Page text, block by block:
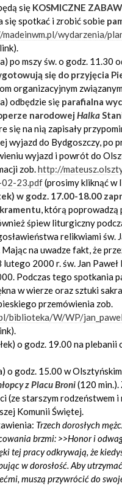
się KOSMICZNE
się spotkać i zrobić sobie
wydarzenia/
po mszy św. o godz. 11.30
się do przyjęcia
organizacyjnym
odbędzie się parafialna
narodowej Halka
się na nią zapisały
wyjazd do Bydgoszczy, po
wyjazd i powrót do
zob.http://
23.pdf(prosimy kliknąć w
w godz. 17.00-18.00
, którą poprowadzą
śpiew liturgiczny
relikwiami św.
na uwadze fakt, że
lutego 2000 r. św. Jan
Podczas tego spotkania
w wierze oraz sztuki
przemówienia zob.
biblioteka/W/WP/
o godz. 19.00 na plebanii
o godz. 15.00 w
z Placu Broni(120
(ze starszym
Komunii Świętej.
Trzech dorosłych
brzmi: >>Honor i
tej pracy odkrywają, że
w dorosłość. Aby
muszą przywrócić do